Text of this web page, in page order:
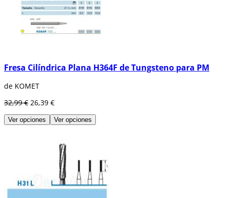
Fresa Cilíndrica Plana H364F de Tungsteno para PM
de KOMET
32,99 € 26,39 €
Ver opciones Ver opciones